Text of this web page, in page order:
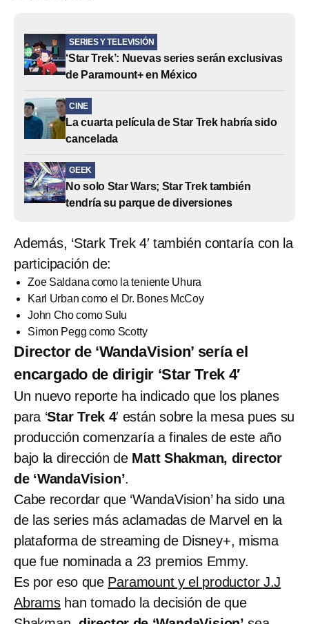
SERIES Y TELEVISIÓN
‘Star Trek’: Nuevas series serán exclusivas
de Paramount+ en México
CINE
La cuarta película de Star Trek habría sido
cancelada
GEEK
No solo Star Wars; Star Trek también
tendría su parque de diversiones
Además, ‘Stark Trek 4′ también contaría con la
participación de:
Zoe Saldana como la teniente Uhura
Karl Urban como el Dr. Bones McCoy
John Cho como Sulu
Simon Pegg como Scotty
Director de ‘WandaVision’ sería el
encargado de dirigir ‘Star Trek 4′
Un nuevo reporte ha indicado que los planes
para ‘Star Trek 4′ están sobre la mesa pues su
producción comenzaría a finales de este año
bajo la dirección de Matt Shakman, director
de ‘WandaVision’.
Cabe recordar que ‘WandaVision’ ha sido una
de las series más aclamadas de Marvel en la
plataforma de streaming de Disney+, misma
que fue nominada a 23 premios Emmy.
Es por eso que Paramount y el productor J.J
Abramshan tomado la decisión de que